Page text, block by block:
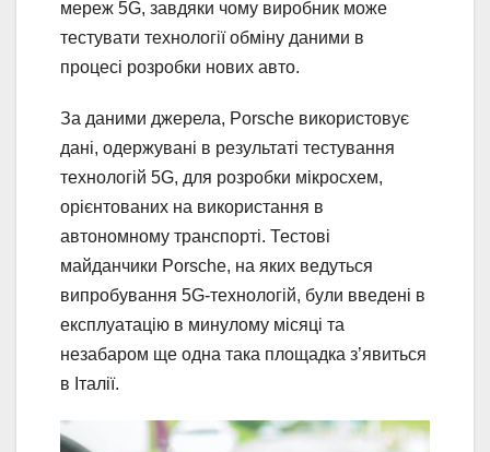
мереж 5G, завдяки чому виробник може
тестувати технології обміну даними в
процесі розробки нових авто.
За даними джерела, Porsche використовує
дані, одержувані в результаті тестування
технологій 5G, для розробки мікросхем,
орієнтованих на використання в
автономному транспорті. Тестові
майданчики Porsche, на яких ведуться
випробування 5G-технологій, були введені в
експлуатацію в минулому місяці та
незабаром ще одна така площадка з’явиться
в Італії.